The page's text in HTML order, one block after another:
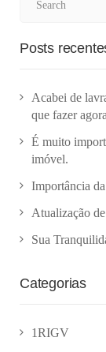
Posts
Acabei de
que fazer
É muito
imóvel.
Importância
Atualização
Sua
Categorias
1RIGV